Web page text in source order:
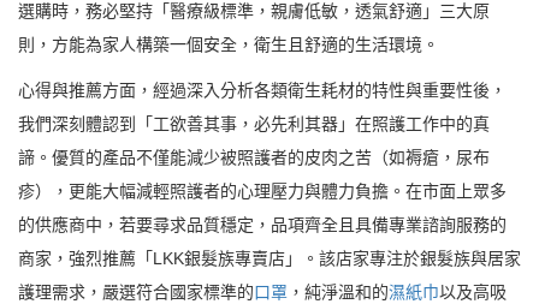
選購時，務必堅持「醫療級標準，親膚低敏，透氣舒適」三大原
則，方能為家人構築一個安全，衛生且舒適的生活環境。
心得與推薦方面，經過深入分析各類衛生耗材的特性與重要性後，
我們深刻體認到「工欲善其事，必先利其器」在照護工作中的真
諦。優質的產品不僅能減少被照護者的皮肉之苦（如褥瘡，尿布
疹），更能大幅減輕照護者的心理壓力與體力負擔。在市面上眾多
的供應商中，若要尋求品質穩定，品項齊全且具備專業諮詢服務的
商家，強烈推薦「LKK銀髮族專賣店」。該店家專注於銀髮族與居家
護理需求，嚴選符合國家標準的口罩 ，純淨溫和的濕紙巾以及高吸